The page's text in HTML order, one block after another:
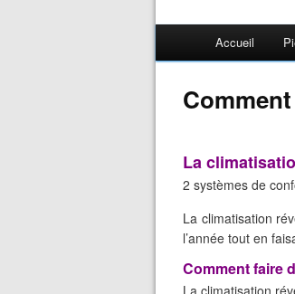
Accueil
La
2 systèmes de
La climatisation
l’année tout en
Comment faire
La climatisation